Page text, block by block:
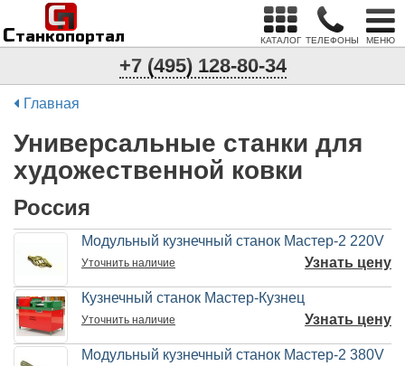
Станкопортал
п
С
КАТАЛОГ ТЕЛЕФОНЫ МЕНЮ
+7 (495) 128-80-34
Главная
Универсальные станки для
художественной ковки
Россия
Модульный кузнечный станок Мастер-2 220V
Уточнить наличие Узнать цену
Кузнечный станок Мастер-Кузнец
Уточнить наличие Узнать цену
Модульный кузнечный станок Мастер-2 380V